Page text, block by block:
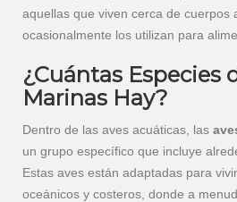
aquellas que viven cerca de cuerpos
ocasionalmente los utilizan para
¿Cuántas Especies
Marinas Hay?
Dentro de las aves acuáticas, las
un grupo específico que incluye
Estas aves están adaptadas para
oceánicos y costeros, donde a